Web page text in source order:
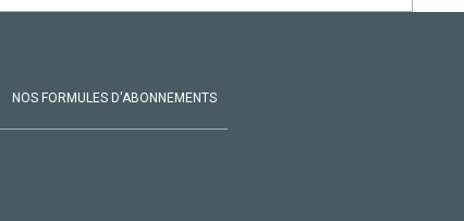
NOS FORMULES D'ABONNEMENTS